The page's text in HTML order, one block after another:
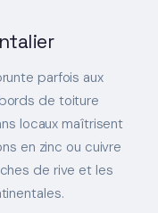
parfois aux
de toiture
locaux maîtrisent
en zinc ou cuivre
de rive et les